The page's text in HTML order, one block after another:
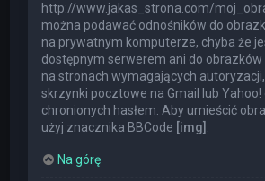
http://www.jakas_strona.com/
można podawać odnośników do
na prywatnym komputerze, chyba że
dostępnym serwerem ani do obrazków
na stronach wymagających
skrzynki pocztowe na Gmail lub
chronionych hasłem. Aby umieścić
użyj znacznika BBCode [img] .
Na górę